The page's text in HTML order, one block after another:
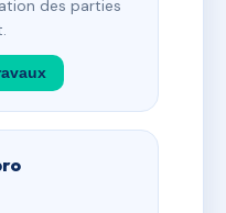
des parties